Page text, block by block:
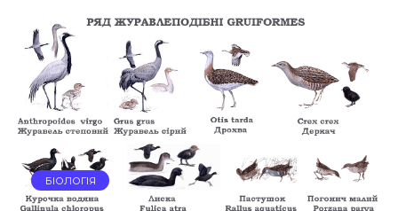
БІОЛОГІЯ